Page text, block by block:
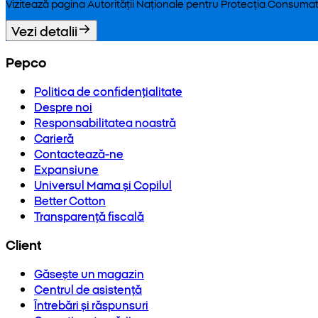
Vizitează pagina Autorității Naționale pentru Protecția
Vezi detalii
Pepco
Politica de confidențialitate
Despre noi
Responsabilitatea noastră
Carieră
Contactează-ne
Expansiune
Universul Mama și Copilul
Better Cotton
Transparență fiscală
Client
Găsește un magazin
Centrul de asistență
Întrebări și răspunsuri